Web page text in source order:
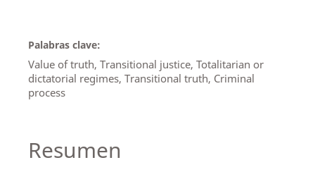
Palabras clave:
Value of truth, Transitional justice, Totalitarian or
dictatorial regimes, Transitional truth, Criminal
process
Resumen